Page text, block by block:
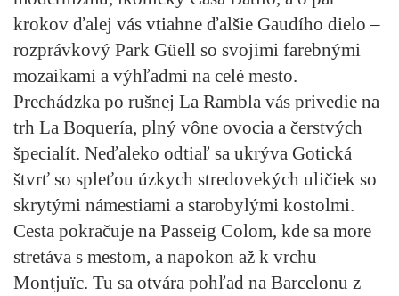
krokov ďalej vás vtiahne ďalšie Gaudího dielo –
rozprávkový Park Güell so svojimi farebnými
mozaikami a výhľadmi na celé mesto.
Prechádzka po rušnej La Rambla vás privedie na
trh La Boquería, plný vône ovocia a čerstvých
špecialít. Neďaleko odtiaľ sa ukrýva Gotická
štvrť so spleťou úzkych stredovekých uličiek so
skrytými námestiami a starobylými kostolmi.
Cesta pokračuje na Passeig Colom, kde sa more
stretáva s mestom, a napokon až k vrchu
Montjuïc. Tu sa otvára pohľad na Barcelonu z